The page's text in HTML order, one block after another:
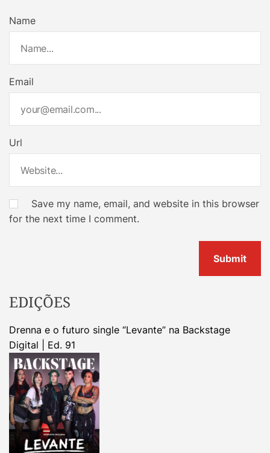
Name
Email
Url
Save my name, email, and website in this browser
for the next time I comment.
EDIÇÕES
Drenna e o futuro single “Levante” na Backstage
Digital | Ed. 91